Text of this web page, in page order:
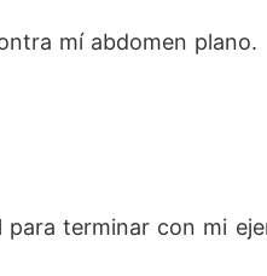
mí abdomen plano.
terminar con mi